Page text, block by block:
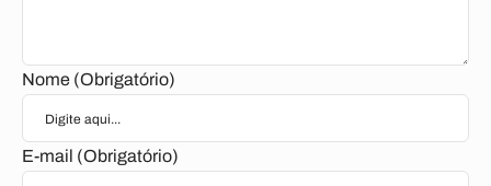
Nome (Obrigatório)
E-mail (Obrigatório)